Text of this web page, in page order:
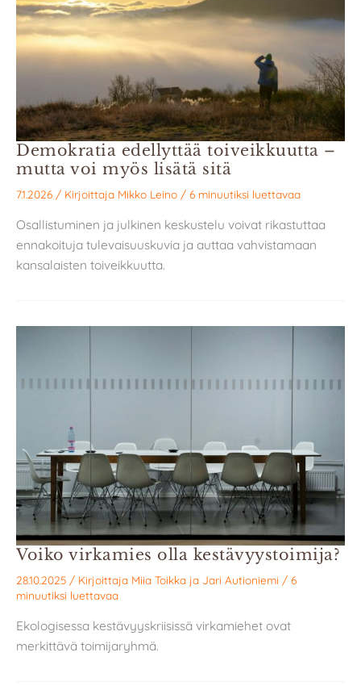
Demokratia edellyttää toiveikkuutta –
mutta voi myös lisätä sitä
7.1.2026 / Kirjoittaja Mikko Leino / 6 minuutiksi luettavaa
Osallistuminen ja julkinen keskustelu voivat rikastuttaa
ennakoituja tulevaisuuskuvia ja auttaa vahvistamaan
kansalaisten toiveikkuutta.
Voiko virkamies olla kestävyystoimija?
28.10.2025 / Kirjoittaja Miia Toikka ja Jari Autioniemi / 6
minuutiksi luettavaa
Ekologisessa kestävyyskriisissä virkamiehet ovat
merkittävä toimijaryhmä.